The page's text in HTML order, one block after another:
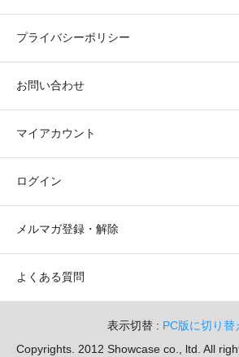
プライバシーポリシー
お問い合わせ
マイアカウント
ログイン
メルマガ登録・解除
よくある質問
表示切替 : PC版に切り替
Copyrights. 2012 Showcase co., ltd. All